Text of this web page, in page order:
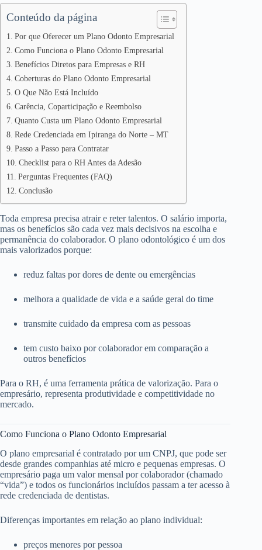
Conteúdo da página
Por que Oferecer um Plano Odonto Empresarial
Como Funciona o Plano Odonto Empresarial
Benefícios Diretos para Empresas e RH
Coberturas do Plano Odonto Empresarial
O Que Não Está Incluído
Carência, Coparticipação e Reembolso
Quanto Custa um Plano Odonto Empresarial
Rede Credenciada em Ipiranga do Norte – MT
Passo a Passo para Contratar
Checklist para o RH Antes da Adesão
Perguntas Frequentes (FAQ)
Conclusão
Toda empresa precisa atrair e reter talentos. O salário importa,
mas os benefícios são cada vez mais decisivos na escolha e
permanência do colaborador. O plano odontológico é um dos
mais valorizados porque:
reduz faltas por dores de dente ou emergências
melhora a qualidade de vida e a saúde geral do time
transmite cuidado da empresa com as pessoas
tem custo baixo por colaborador em comparação a
outros benefícios
Para o RH, é uma ferramenta prática de valorização. Para o
empresário, representa produtividade e competitividade no
mercado.
Como Funciona o Plano Odonto Empresarial
O plano empresarial é contratado por um CNPJ, que pode ser
desde grandes companhias até micro e pequenas empresas. O
empresário paga um valor mensal por colaborador (chamado
“vida”) e todos os funcionários incluídos passam a ter acesso à
rede credenciada de dentistas.
Diferenças importantes em relação ao plano individual:
preços menores por pessoa